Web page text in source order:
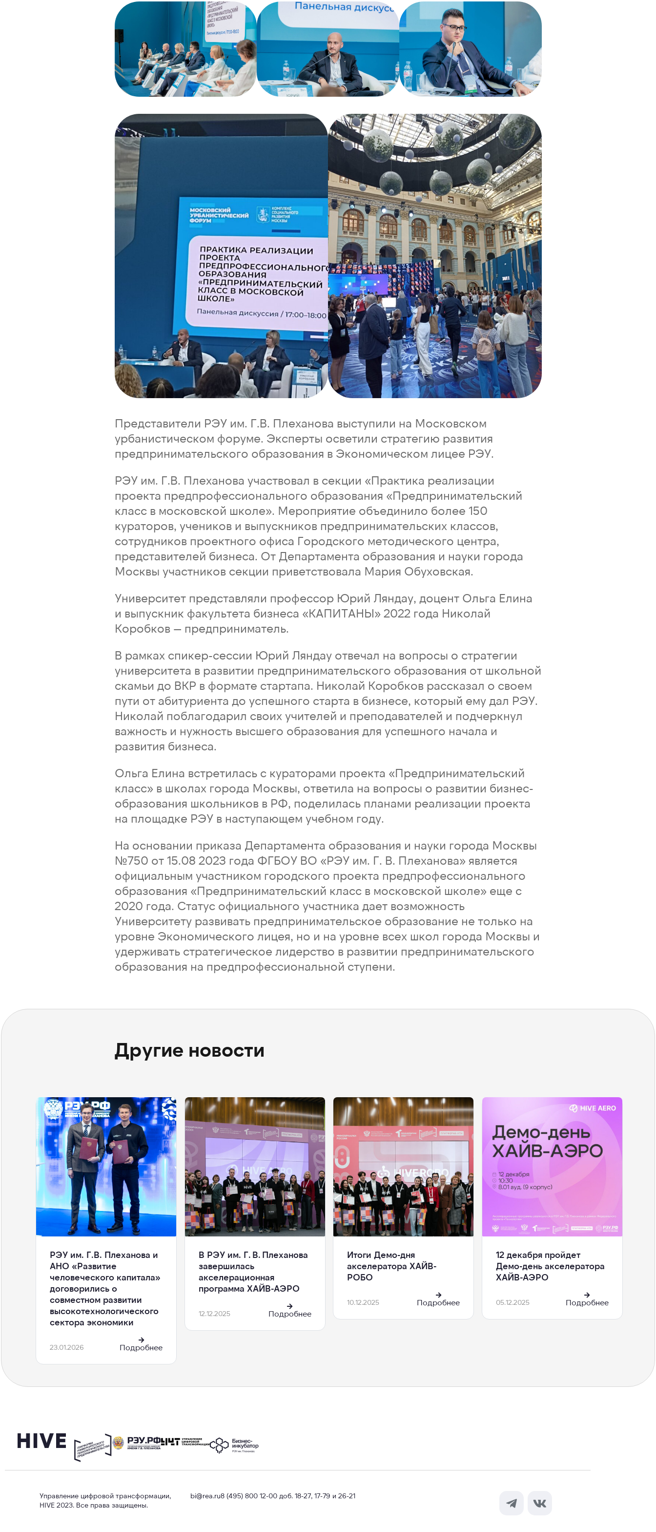
Представители РЭУ им. Г.В. Плеханова выступили на Московском
урбанистическом форуме. Эксперты осветили стратегию развития
предпринимательского образования в Экономическом лицее РЭУ.
РЭУ им. Г.В. Плеханова участвовал в секции «Практика реализации
проекта предпрофессионального образования «Предпринимательский
класс в московской школе». Мероприятие объединило более 150
кураторов, учеников и выпускников предпринимательских классов,
сотрудников проектного офиса Городского методического центра,
представителей бизнеса. От Департамента образования и науки города
Москвы участников секции приветствовала Мария Обуховская.
Университет представляли профессор Юрий Ляндау, доцент Ольга Елина
и выпускник факультета бизнеса «КАПИТАНЫ» 2022 года Николай
Коробков — предприниматель.
В рамках спикер-сессии Юрий Ляндау отвечал на вопросы о стратегии
университета в развитии предпринимательского образования от школьной
скамьи до ВКР в формате стартапа. Николай Коробков рассказал о своем
пути от абитуриента до успешного старта в бизнесе, который ему дал РЭУ.
Николай поблагодарил своих учителей и преподавателей и подчеркнул
важность и нужность высшего образования для успешного начала и
развития бизнеса.
Ольга Елина встретилась с кураторами проекта «Предпринимательский
класс» в школах города Москвы, ответила на вопросы о развитии бизнес-
образования школьников в РФ, поделилась планами реализации проекта
на площадке РЭУ в наступающем учебном году.
На основании приказа Департамента образования и науки города Москвы
№750 от 15.08 2023 года ФГБОУ ВО «РЭУ им. Г. В. Плеханова» является
официальным участником городского проекта предпрофессионального
образования «Предпринимательский класс в московской школе» еще с
2020 года. Статус официального участника дает возможность
Университету развивать предпринимательское образование не только на
уровне Экономического лицея, но и на уровне всех школ города Москвы и
удерживать стратегическое лидерство в развитии предпринимательского
образования на предпрофессиональной ступени.
Другие новости
РЭУ им. Г.В. Плеханова и
АНО «Развитие
человеческого капитала»
договорились о
совместном развитии
высокотехнологического
сектора экономики
23.01.2026 Подробнее
В РЭУ им. Г. В. Плеханова
завершилась
акселерационная
программа ХАЙВ-АЭРО
12.12.2025 Подробнее
Итоги Демо-дня
акселератора ХАЙВ-
РОБО
10.12.2025 Подробнее
12 декабря пройдет
Демо-день акселератора
ХАЙВ-АЭРО
05.12.2025 Подробнее
Управление цифровой трансформации,
HIVE 2023. Все права защищены.
bi@rea.ru8 (495) 800 12-00 доб. 18-27, 17-79 и 26-21